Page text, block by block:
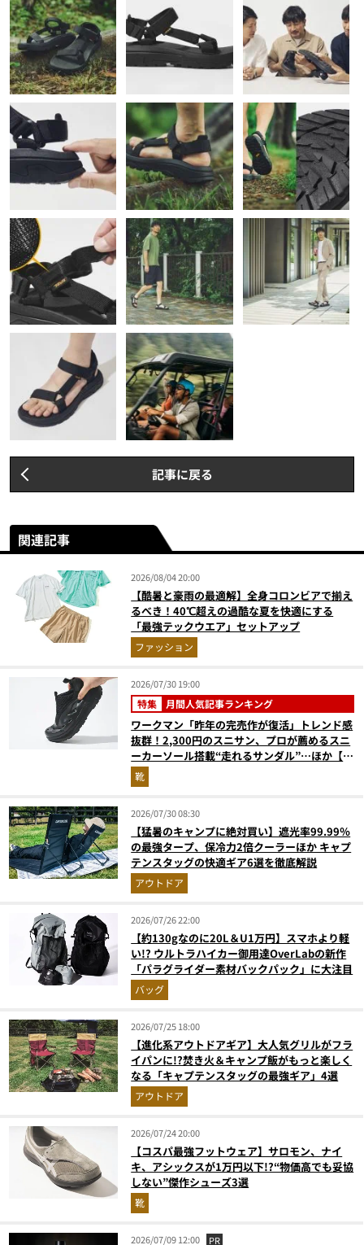
記事に戻る
関連記事
2026/08/04 20:00
【酷暑と豪雨の最適解】全身コロンビアで揃え
るべき！40℃超えの過酷な夏を快適にする
「最強テックウエア」セットアップ
ファッション
2026/07/30 19:00
特集 月間人気記事ランキング
ワークマン「昨年の完売作が復活」トレンド感
抜群！2,300円のスニサン、プロが薦めるスニ
ーカーソール搭載“走れるサンダル”…ほか【夏
シューズの人気記事ランキングベスト3】
（2026年6月版）
靴
2026/07/30 08:30
【猛暑のキャンプに絶対買い】遮光率99.99％
の最強タープ、保冷力2倍クーラーほか キャプ
テンスタッグの快適ギア6選を徹底解説
アウトドア
2026/07/26 22:00
【約130gなのに20L＆U1万円】スマホより軽
い!? ウルトラハイカー御用達OverLabの新作
「パラグライダー素材バックパック」に大注目
バッグ
2026/07/25 18:00
【進化系アウトドアギア】大人気グリルがフラ
イパンに!?焚き火＆キャンプ飯がもっと楽しく
なる「キャプテンスタッグの最強ギア」4選
アウトドア
2026/07/24 20:00
【コスパ最強フットウェア】サロモン、ナイ
キ、アシックスが1万円以下!?“物価高でも妥協
しない”傑作シューズ3選
靴
2026/07/09 12:00 PR